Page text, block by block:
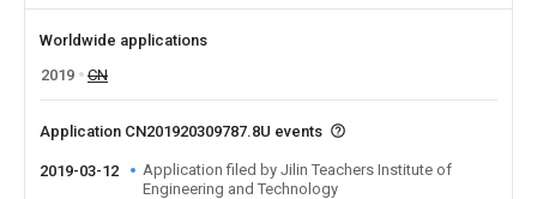
Worldwide applications
2019
CN
Application CN201920309787.8U events
2019-03-12
Application filed by Jilin Teachers Institute of
Engineering and Technology